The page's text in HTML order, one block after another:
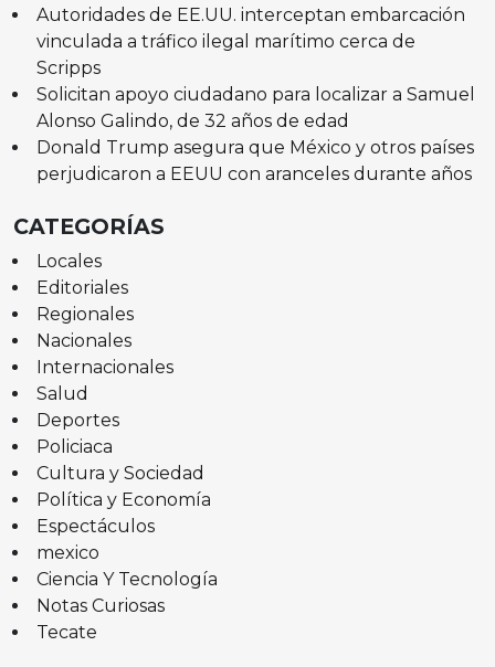
Autoridades de EE.UU. interceptan embarcación
vinculada a tráfico ilegal marítimo cerca de
Scripps
Solicitan apoyo ciudadano para localizar a Samuel
Alonso Galindo, de 32 años de edad
Donald Trump asegura que México y otros países
perjudicaron a EEUU con aranceles durante años
CATEGORÍAS
Locales
Editoriales
Regionales
Nacionales
Internacionales
Salud
Deportes
Policiaca
Cultura y Sociedad
Política y Economía
Espectáculos
mexico
Ciencia Y Tecnología
Notas Curiosas
Tecate